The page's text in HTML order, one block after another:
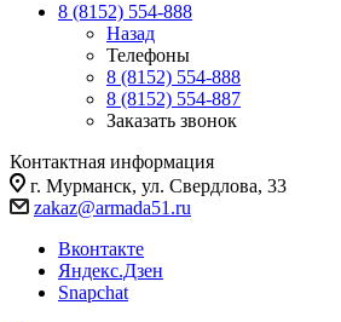
8 (8152) 554-888
Назад
Телефоны
8 (8152) 554-888
8 (8152) 554-887
Заказать звонок
Контактная информация
г. Мурманск, ул. Свердлова, 33
zakaz@armada51.ru
Вконтакте
Яндекс.Дзен
Snapchat